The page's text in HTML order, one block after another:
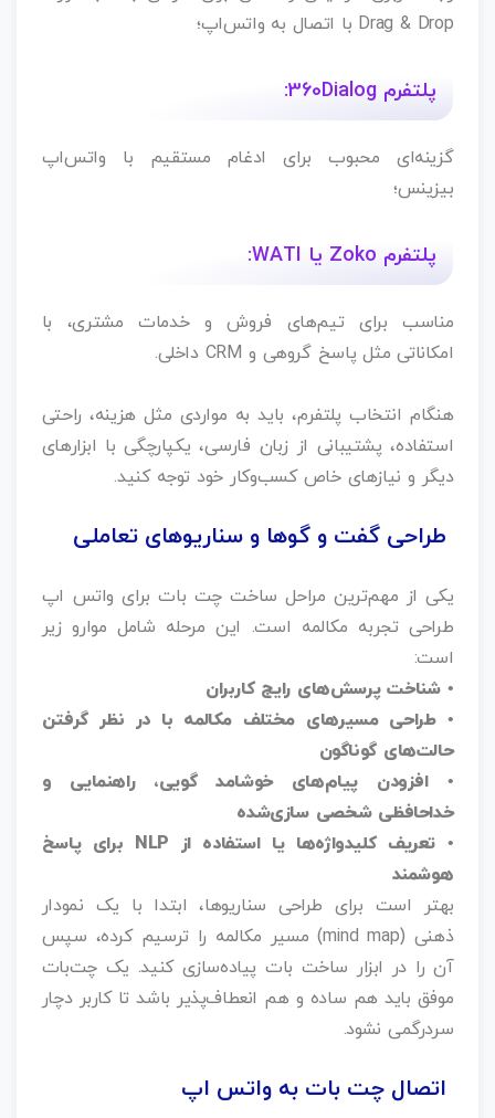
Drag & Drop با اتصال به واتس‌اپ؛
پلتفرم 360Dialog:
گزینه‌ای محبوب برای ادغام مستقیم با واتس‌اپ
بیزینس؛
پلتفرم Zoko یا WATI:
مناسب برای تیم‌های فروش و خدمات مشتری، با
امکاناتی مثل پاسخ گروهی و CRM داخلی.
هنگام انتخاب پلتفرم، باید به مواردی مثل هزینه، راحتی
استفاده، پشتیبانی از زبان فارسی، یکپارچگی با ابزارهای
دیگر و نیازهای خاص کسب‌وکار خود توجه کنید.
طراحی گفت‌ و‌ گوها و سناریوهای تعاملی
یکی از مهم‌ترین مراحل ساخت چت بات برای واتس اپ
طراحی تجربه مکالمه است. این مرحله شامل موارو زیر
است:
• شناخت پرسش‌های رایج کاربران
• طراحی مسیرهای مختلف مکالمه با در نظر گرفتن
حالت‌های گوناگون
• افزودن پیام‌های خوشامد گویی، راهنمایی و
خداحافظی شخصی‌ سازی‌شده
• تعریف کلیدواژه‌ها یا استفاده از NLP برای پاسخ
هوشمند
بهتر است برای طراحی سناریوها، ابتدا با یک نمودار
ذهنی (mind map) مسیر مکالمه را ترسیم کرده، سپس
آن را در ابزار ساخت بات پیاده‌سازی کنید. یک چت‌بات
موفق باید هم ساده و هم انعطاف‌پذیر باشد تا کاربر دچار
سردرگمی نشود.
اتصال چت بات به واتس اپ